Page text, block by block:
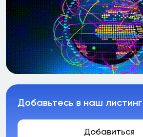
Добавьтесь в наш листинг
Добавиться